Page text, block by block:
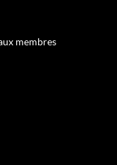
membres